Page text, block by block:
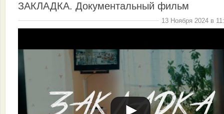
ЗАКЛАДКА. Документальный фильм
13 Ноября 2024 в